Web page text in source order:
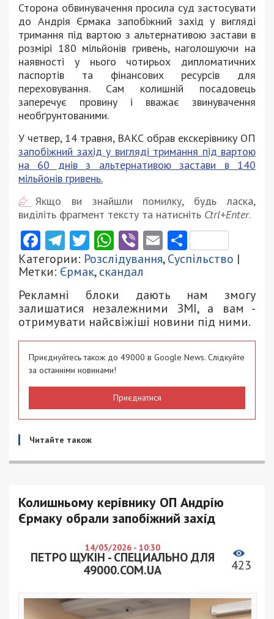
Сторона обвинувачення просила суд застосувати
до Андрія Єрмака запобіжний захід у вигляді
тримання під вартою з альтернативою застави в
розмірі 180 мільйонів гривень, наголошуючи на
наявності у нього чотирьох дипломатичних
паспортів та фінансових ресурсів для
переховування. Сам колишній посадовець
заперечує провину і вважає звинувачення
необґрунтованими.
У четвер, 14 травня, ВАКС обрав екскерівнику ОП
запобіжний захід у вигляді тримання під вартою
на 60 днів з альтернативою застави в 140
мільйонів гривень.
Якщо ви знайшли помилку, будь ласка,
виділіть фрагмент тексту та натисніть Ctrl+Enter.
Facebook
Telegram
Twitter
WhatsApp
ViberEmail
Категории: Розслідування,Суспільство |
Метки: Єрмак,скандал
Рекламні блоки дають нам змогу
залишатися незалежними ЗМІ, а вам -
отримувати найсвіжіші новини під ними.
Приєднуйтесь також до 49000 в Google News. Слідкуйте
за останніми новинами!
Приєднатися
Читайте також
Колишньому керівнику ОП Андрію
Єрмаку обрали запобіжний захід
14/05/2026 - 10:30
ПЕТРО ЩУКІН - СПЕЦИАЛЬНО ДЛЯ
49000.COM.UA
423